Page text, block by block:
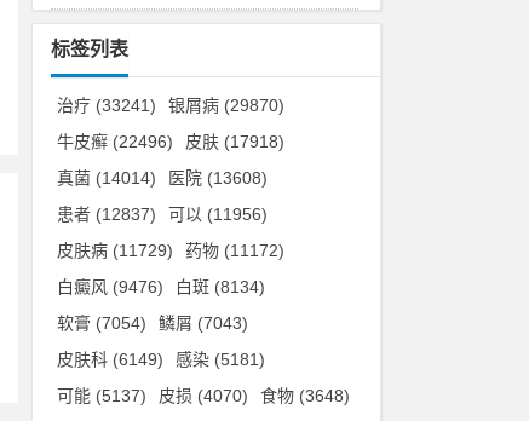
标签列表
治疗 (33241) 银屑病 (29870)
牛皮癣 (22496) 皮肤 (17918)
真菌 (14014) 医院 (13608)
患者 (12837) 可以 (11956)
皮肤病 (11729) 药物 (11172)
白癜风 (9476) 白斑 (8134)
软膏 (7054) 鳞屑 (7043)
皮肤科 (6149) 感染 (5181)
可能 (5137) 皮损 (4070) 食物 (3648)